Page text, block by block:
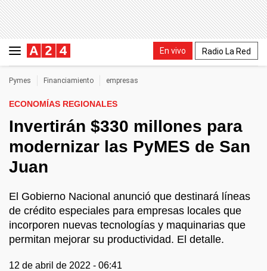
En vivo Radio La Red
Pymes Financiamiento empresas
ECONOMÍAS REGIONALES
Invertirán $330 millones para
modernizar las PyMES de San
Juan
El Gobierno Nacional anunció que destinará líneas
de crédito especiales para empresas locales que
incorporen nuevas tecnologías y maquinarias que
permitan mejorar su productividad. El detalle.
12 de abril de 2022 - 06:41